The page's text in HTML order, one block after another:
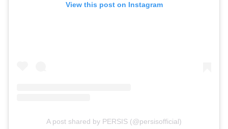
View this post on Instagram
A post shared by PERSIS (@persisofficial)